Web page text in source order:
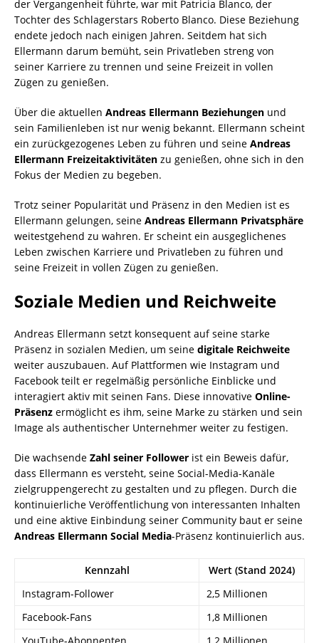
der Vergangenheit führte, war mit Patricia Blanco, der
Tochter des Schlagerstars Roberto Blanco. Diese Beziehung
endete jedoch nach einigen Jahren. Seitdem hat sich
Ellermann darum bemüht, sein Privatleben streng von
seiner Karriere zu trennen und seine Freizeit in vollen
Zügen zu genießen.
Über die aktuellen Andreas Ellermann Beziehungen und
sein Familienleben ist nur wenig bekannt. Ellermann scheint
ein zurückgezogenes Leben zu führen und seine Andreas
Ellermann Freizeitaktivitäten zu genießen, ohne sich in den
Fokus der Medien zu begeben.
Trotz seiner Popularität und Präsenz in den Medien ist es
Ellermann gelungen, seine Andreas Ellermann Privatsphäre
weitestgehend zu wahren. Er scheint ein ausgeglichenes
Leben zwischen Karriere und Privatleben zu führen und
seine Freizeit in vollen Zügen zu genießen.
Soziale Medien und Reichweite
Andreas Ellermann setzt konsequent auf seine starke
Präsenz in sozialen Medien, um seine digitale Reichweite
weiter auszubauen. Auf Plattformen wie Instagram und
Facebook teilt er regelmäßig persönliche Einblicke und
interagiert aktiv mit seinen Fans. Diese innovative Online-
Präsenz ermöglicht es ihm, seine Marke zu stärken und sein
Image als authentischer Unternehmer weiter zu festigen.
Die wachsende Zahl seiner Follower ist ein Beweis dafür,
dass Ellermann es versteht, seine Social-Media-Kanäle
zielgruppengerecht zu gestalten und zu pflegen. Durch die
kontinuierliche Veröffentlichung von interessanten Inhalten
und eine aktive Einbindung seiner Community baut er seine
Andreas Ellermann Social Media-Präsenz kontinuierlich aus.
Kennzahl
Wert (Stand 2024)
Instagram-Follower
2,5 Millionen
Facebook-Fans
1,8 Millionen